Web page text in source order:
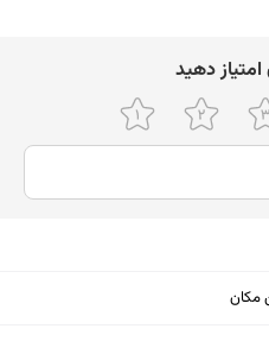
۹:۳۰ تا ۱۳:۳۰ - ۱۶:۳۰ تا ۲۱
۱۰ تا ۱۴
۹:۳۰ تا ۱۳:۳۰ - ۱۶:۳۰ تا ۲۱
دﻫﯿﺪ
مکان